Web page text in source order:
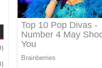
- දෝණි ගීතයේ පද පෙළ
Song Lyrics - බෙන්තර පාලමේ
Song Lyrics - සඳ බැබලෙන ගීතයේ